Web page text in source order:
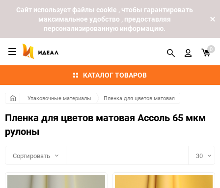
Cайт использует файлы cookie , чтобы гарантировать
максимальное удобство , предоставляя
персонализированную информацию.
КАТАЛОГ ТОВАРОВ
0
Упаковочные материалы Пленка для цветов матовая
Пленка для цветов матовая Ассоль 65 мкм
рулоны
Сортировать 30